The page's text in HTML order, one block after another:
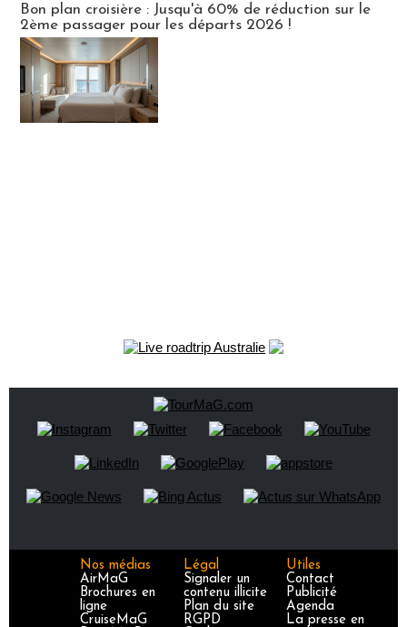
Bon plan croisière : Jusqu'à 60% de réduction sur le
2ème passager pour les départs 2026 !
Nos médias
AirMaG
Brochures en
ligne
CruiseMaG
Légal
Signaler un
contenu illicite
Plan du site
RGPD
Utiles
Contact
Publicité
Agenda
La presse en